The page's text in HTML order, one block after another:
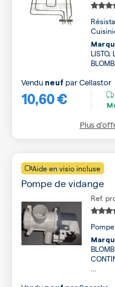
LISTO,
10,60 €
Vendu neuf parCellastor
Plus
Aide en visio incluse
Pompe de vidange
Ref.